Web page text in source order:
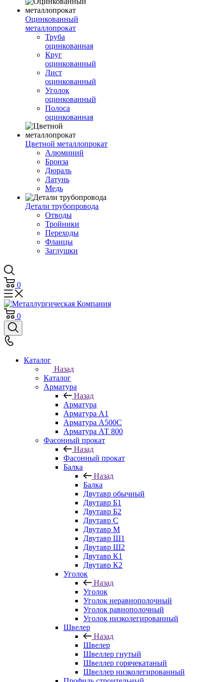
Оцинкованный
металлопрокат
Труба
оцинкованная
Круг
оцинкованный
Лист
оцинкованный
Уголок
оцинкованный
Полоса
оцинкованная
Цветной металлопрокат
Алюминий
Бронза
Дюраль
Латунь
Медь
Детали трубопровода
Отводы
Тройники
Переходы
Фланцы
Заглушки
0
0
Каталог
Назад
Каталог
Арматура
Назад
Арматура
Арматура А1
Арматура А500С
Арматура АТ 800
Фасонный прокат
Назад
Фасонный прокат
Балка
Назад
Балка
Двутавр обычный
Двутавр Б1
Двутавр Б2
Двутавр С
Двутавр М
Двутавр Ш1
Двутавр Ш2
Двутавр К1
Двутавр К2
Уголок
Назад
Уголок
Уголок неравнополочный
Уголок равнополочный
Уголок низколегированный
Швелер
Назад
Швелер
Швеллер гнутый
Швеллер горячекатаный
Швеллер низколегированный